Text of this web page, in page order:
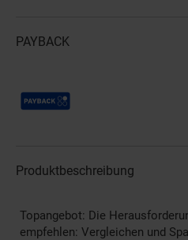
PAYBACK
Payback Punkte
Produktbeschreibung
Topangebot: Die
empfehlen: Vergleichen und